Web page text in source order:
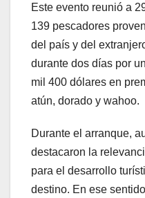
Este evento reunió a
139 pescadores
del país y del
durante dos días por
mil 400 dólares en
atún, dorado y wahoo.
Durante el arranque,
destacaron la
para el desarrollo
destino. En ese